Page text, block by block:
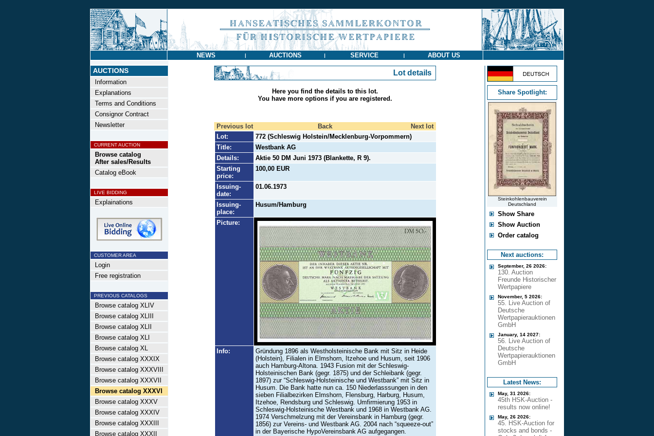
NEWS | AUCTIONS | SERVICE | ABOUT US
AUCTIONS
Information
Explanations
Terms and Conditions
Consignor Contract
Newsletter
CURRENT AUCTION
Browse catalog
After sales/Results
Catalog eBook
LIVE BIDDING
Explainations
CUSTOMER AREA
Login
Free registration
PREVIOUS CATALOGS
Browse catalog XLIV
Browse catalog XLIII
Browse catalog XLII
Browse catalog XLI
Browse catalog XL
Browse catalog XXXIX
Browse catalog XXXVIII
Browse catalog XXXVII
Browse catalog XXXVI
Browse catalog XXXV
Browse catalog XXXIV
Browse catalog XXXIII
Browse catalog XXXII
Lot details
Here you find the details to this lot.
You have more options if you are registered.
Previous lot Back
Next lot
Lot:
772 (Schleswig Holstein/Mecklenburg-Vorpommern)
Title:
Westbank AG
Details:
Aktie 50 DM Juni 1973 (Blankette, R 9).
Starting
price:
100,00 EUR
Issuing-
date:
01.06.1973
Issuing-
place:
Husum/Hamburg
Picture:
Info:
Gründung 1896 als Westholsteinische Bank mit Sitz in Heide
(Holstein), Filialen in Elmshorn, Itzehoe und Husum, seit 1906
auch Hamburg-Altona. 1943 Fusion mit der Schleswig-
Holsteinischen Bank (gegr. 1875) und der Schleibank (gegr.
1897) zur “Schleswig-Holsteinische und Westbank” mit Sitz in
Husum. Die Bank hatte nun ca. 150 Niederlasssungen in den
sieben Filialbezirken Elmshorn, Flensburg, Harburg, Husum,
Itzehoe, Rendsburg und Schleswig. Umfirmierung 1953 in
Schleswig-Holsteinische Westbank und 1968 in Westbank AG.
1974 Verschmelzung mit der Vereinsbank in Hamburg (gegr.
1856) zur Vereins- und Westbank AG. 2004 nach “squeeze-out”
in der Bayerische HypoVereinsbank AG aufgegangen.
Share Spotlight:
Steinkohlenbauverein
Deutschland
Show Share
Show Auction
Order catalog
Next auctions:
September, 26 2026:
130. Auction
Freunde Historischer
Wertpapiere
November, 5 2026:
55. Live Auction of
Deutsche
Wertpapierauktionen
GmbH
January, 14 2027:
56. Live Auction of
Deutsche
Wertpapierauktionen
GmbH
Latest News:
May, 31 2026:
45th HSK-Auction -
results now online!
May, 26 2026:
45. HSK-Auction for
stocks and bonds -